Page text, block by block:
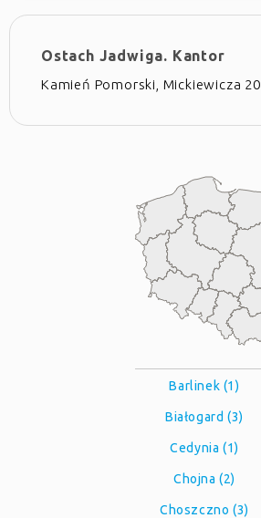
Ostach Jadwiga. Kantor
Kamień Pomorski, Mickiewicza 20
Barlinek (1)
Białogard (3)
Cedynia (1)
Chojna (2)
Choszczno (3)